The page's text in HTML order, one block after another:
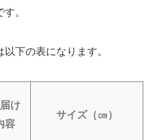
。
下の表になります。
け
容
サイズ（㎝）